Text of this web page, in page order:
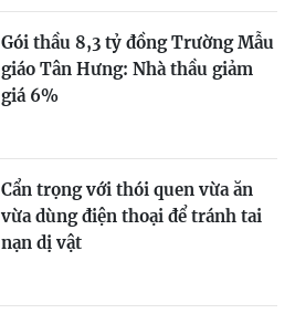
Gói thầu 8,3 tỷ đồng Trường Mẫu
giáo Tân Hưng: Nhà thầu giảm
giá 6%
Cẩn trọng với thói quen vừa ăn
vừa dùng điện thoại để tránh tai
nạn dị vật